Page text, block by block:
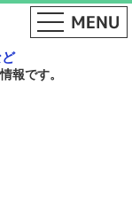
報です。